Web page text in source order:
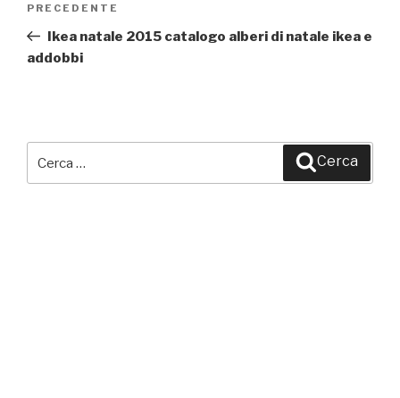
Articolo
precedente:
PRECEDENTE
Ikea natale 2015 catalogo alberi di natale ikea e
addobbi
Cerca